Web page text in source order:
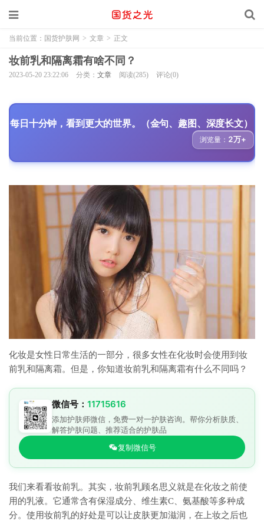
当前位置： 国货护肤网 > 文章 > 正文
妆前乳和隔离霜有啥不同？
2023-05-20 23:22:06 分类： 文章 阅读(285) 评论(0)
每日十分钟，看到更大的世界。（金句、趣图、深度长文）
浏览量： 2万+
化妆是女性日常生活的一部分，很多女性在化妆时会使用到妆
前乳和隔离霜。但是，你知道妆前乳和隔离霜有什么不同吗？
微信号： 11715616
添加护肤师微信，免费一对一护肤咨询。帮你分析肤质、
解答护肤问题、推荐适合的护肤品
复制微信号
我们来看看妆前乳。其实，妆前乳顾名思义就是在化妆之前使
用的乳液。它通常含有保湿成分、维生素C、氨基酸等多种成
分。使用妆前乳的好处是可以让皮肤更加滋润，在上妆之后也